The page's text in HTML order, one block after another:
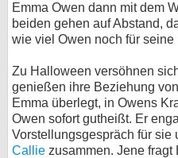
Emma Owen dann mit dem
beiden gehen auf Abstand,
wie viel Owen noch für seine
Zu Halloween versöhnen
genießen ihre Beziehung
Emma überlegt, in Owens
Owen sofort gutheißt. Er
Vorstellungsgespräch für sie
Callie zusammen. Jene fragt